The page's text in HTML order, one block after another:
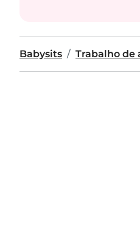
Babysits Trabalho de